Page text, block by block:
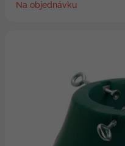
Na objednávku